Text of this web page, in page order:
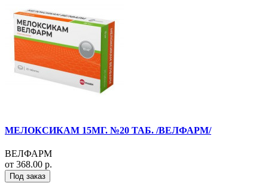
МЕЛОКСИКАМ 15МГ. №20 ТАБ. /ВЕЛФАРМ/
ВЕЛФАРМ
от 368.00 р.
Под заказ